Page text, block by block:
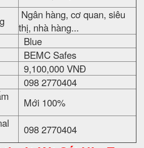
Ngân hàng, cơ quan, siêu
thị, nhà hàng...
Blue
BEMC Safes
9,100,000 VNĐ
098 2770404
Mới 100%
098 2770404